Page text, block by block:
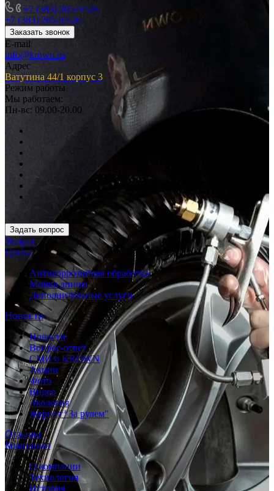
+7 (383) 205-92-26
+7 (383) 205-92-26
Заказать звонок
E-mail
info@krown.ru
Адрес
Ватутина 44/1 корпус 3
Режим работы
Мы работаем:
Пн-вс: 09.00-20.00
Задать вопрос
Услуги
Цены
Антикоррозийная обработка
Мойка днища
Дополнительные услуги
Новости
Новости
Вопрос-ответ
СМИ о KROWN
Акции
Фото
Видео
Экология
Журнал "За рулем"
Отзывы
Компания
О компании
Технология
История